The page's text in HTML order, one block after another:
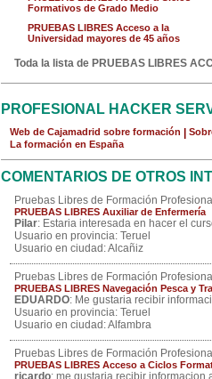
Formativos de Grado Medio
PRUEBAS LIBRES Acceso a la
Universidad mayores de 45 años
Toda la lista de PRUEBAS LIBRES
PROFESIONAL HACKER
Web de Cajamadrid sobre formación
La formación en España
COMENTARIOS DE OTROS
Pruebas Libres de Formación
PRUEBAS LIBRES Auxiliar de Enfermería
Pilar: Estaria interesada en hacer el
Usuario en provincia: Teruel
Usuario en ciudad: Alcañiz
Pruebas Libres de Formación
PRUEBAS LIBRES Navegación Pesca y
EDUARDO: Me gustaria recibir
Usuario en provincia: Teruel
Usuario en ciudad: Alfambra
Pruebas Libres de Formación
PRUEBAS LIBRES Acceso a Ciclos
ricardo: me gustaria recibir informacion